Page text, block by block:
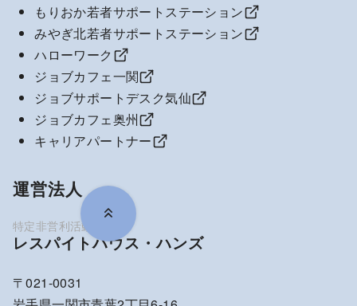
もりおか若者サポートステーション
みやぎ北若者サポートステーション
ハローワーク
ジョブカフェ一関
ジョブサポートデスク気仙
ジョブカフェ奥州
キャリアパートナー
運営法人
レスパイトハウス・ハンズ
〒021-0031